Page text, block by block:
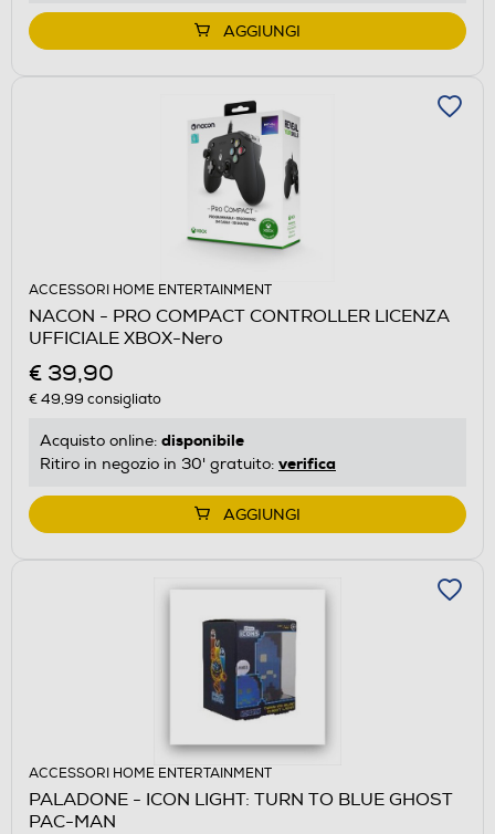
AGGIUNGI
ACCESSORI HOME ENTERTAINMENT
NACON - PRO COMPACT CONTROLLER LICENZA
UFFICIALE XBOX-Nero
€ 39,90
€ 49,99 consigliato
Acquisto online: disponibile
Ritiro in negozio in 30' gratuito: verifica
AGGIUNGI
ACCESSORI HOME ENTERTAINMENT
PALADONE - ICON LIGHT: TURN TO BLUE GHOST
PAC-MAN